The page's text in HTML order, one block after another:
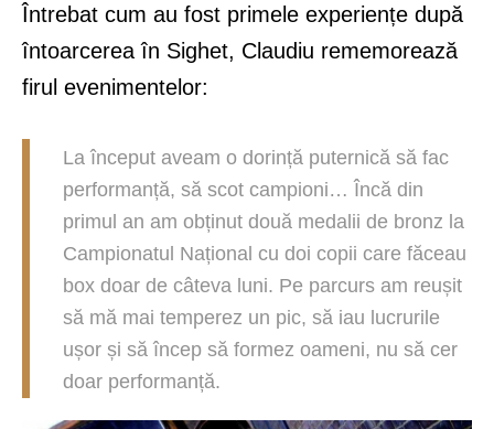
Întrebat cum au fost primele experiențe după
întoarcerea în Sighet, Claudiu rememorează
firul evenimentelor:
La început aveam o dorință puternică să fac
performanță, să scot campioni… Încă din
primul an am obținut două medalii de bronz la
Campionatul Național cu doi copii care făceau
box doar de câteva luni. Pe parcurs am reușit
să mă mai temperez un pic, să iau lucrurile
ușor și să încep să formez oameni, nu să cer
doar performanță.